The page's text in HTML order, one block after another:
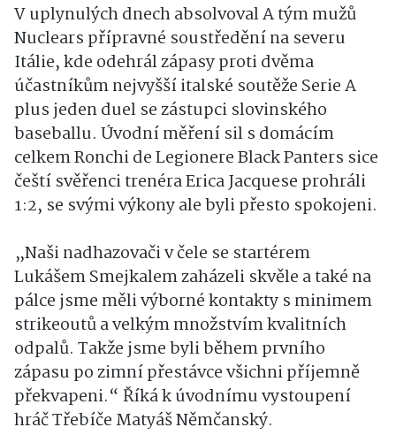
V uplynulých dnech absolvoval A tým mužů
Nuclears přípravné soustředění na severu
Itálie, kde odehrál zápasy proti dvěma
účastníkům nejvyšší italské soutěže Serie A
plus jeden duel se zástupci slovinského
baseballu. Úvodní měření sil s domácím
celkem Ronchi de Legionere Black Panters sice
čeští svěřenci trenéra Erica Jacquese prohráli
1:2, se svými výkony ale byli přesto spokojeni.
„Naši nadhazovači v čele se startérem
Lukášem Smejkalem zaházeli skvěle a také na
pálce jsme měli výborné kontakty s minimem
strikeoutů a velkým množstvím kvalitních
odpalů. Takže jsme byli během prvního
zápasu po zimní přestávce všichni příjemně
překvapeni.“ Říká k úvodnímu vystoupení
hráč Třebíče Matyáš Němčanský.